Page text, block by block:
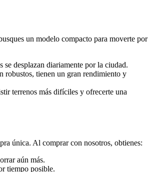
un modelo compacto para moverte por
desplazan diariamente por la ciudad.
robustos, tienen un gran rendimiento y
terrenos más difíciles y ofrecerte una
única. Al comprar con nosotros, obtienes:
aún más.
tiempo posible.